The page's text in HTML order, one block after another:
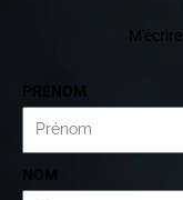
PRÉNOM
NOM